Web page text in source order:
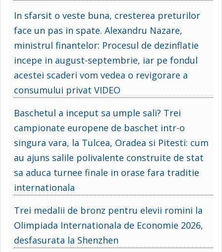
In sfarsit o veste buna, cresterea preturilor
face un pas in spate. Alexandru Nazare,
ministrul finantelor: Procesul de dezinflatie
incepe in august-septembrie, iar pe fondul
acestei scaderi vom vedea o revigorare a
consumului privat VIDEO
Baschetul a inceput sa umple sali? Trei
campionate europene de baschet intr-o
singura vara, la Tulcea, Oradea si Pitesti: cum
au ajuns salile polivalente construite de stat
sa aduca turnee finale in orase fara traditie
internationala
Trei medalii de bronz pentru elevii romini la
Olimpiada Internationala de Economie 2026,
desfasurata la Shenzhen